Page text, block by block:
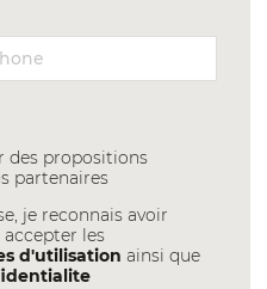
des propositions
partenaires
je reconnais avoir
les
d'utilisation ainsi que